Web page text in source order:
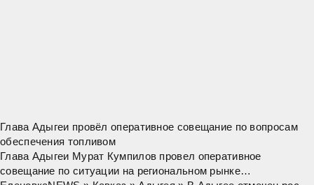
Глава Адыгеи провёл оперативное совещание по вопросам
обеспечения топливом
Глава Адыгеи Мурат Кумпилов провел оперативное
совещание по ситуации на региональном рынке